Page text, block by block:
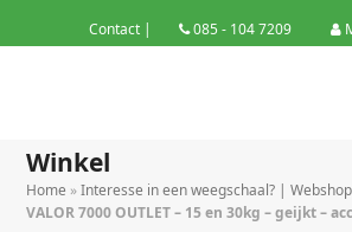
Contact | 085 - 104 7209
Winkel
Home »Interesse in een weegschaal? | Webshop
VALOR 7000 OUTLET – 15 en 30kg – geijkt –